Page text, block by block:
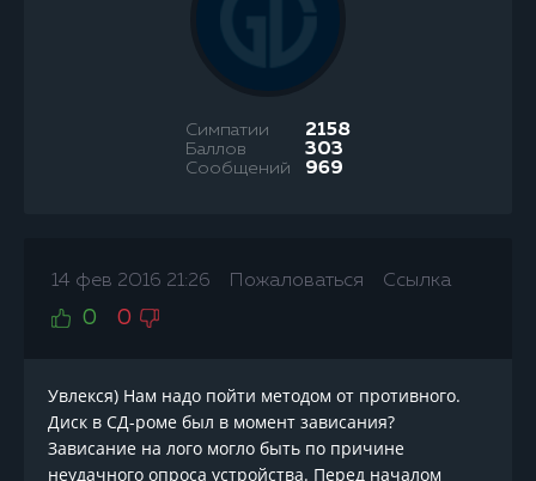
Симпатии 2158
Баллов 303
Сообщений 969
14 фев 2016 21:26 Пожаловаться Ссылка
0 0
Увлекся) Нам надо пойти методом от противного.
Диск в СД-роме был в момент зависания?
Зависание на лого могло быть по причине
неудачного опроса устройства. Перед началом